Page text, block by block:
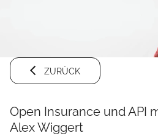
ZURÜCK
Open Insurance und API
Alex Wiggert